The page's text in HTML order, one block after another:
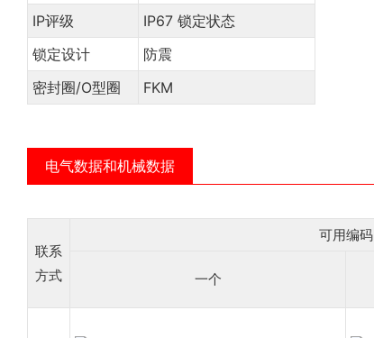
IP评级
IP67 锁定状态
锁定设计
防震
密封圈/O型圈
FKM
电气数据和机械数据
联系
方式
可用编码
一个